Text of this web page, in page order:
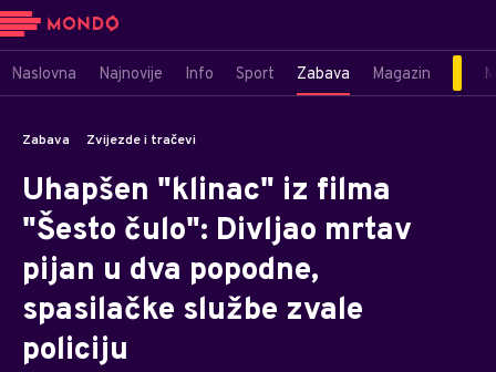
Naslovna Najnovije Info Sport Zabava Magazin
Zabava Zvijezde i tračevi
Uhapšen "klinac" iz filma
"Šesto čulo": Divljao mrtav
pijan u dva popodne,
spasilačke službe zvale
policiju